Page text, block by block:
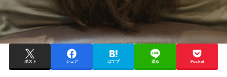
ポスト シェア はてブ 送る Pocket